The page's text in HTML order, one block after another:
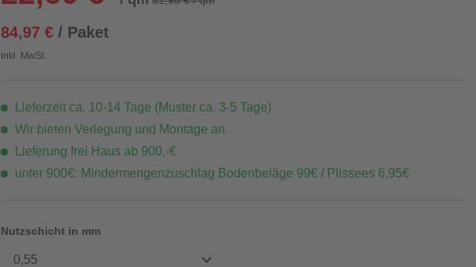
84,97 €/ Paket
inkl. MwSt.
Lieferzeit ca. 10-14 Tage (Muster ca. 3-5 Tage)
Wir bieten Verlegung und Montage an.
Lieferung frei Haus ab 900,-€
unter 900€: Mindermengenzuschlag Bodenbeläge 99€ / Plissees 6,95€
Nutzschicht in mm
0,55